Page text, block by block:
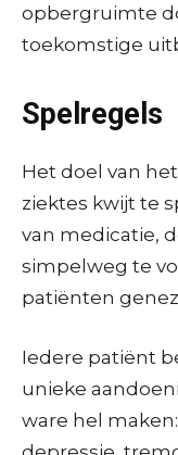
opbergruimte
toekomstige
Spelregels
Het doel van
ziektes kwijt te
van medicatie,
simpelweg te
patiënten
Iedere patiënt
unieke
ware hel